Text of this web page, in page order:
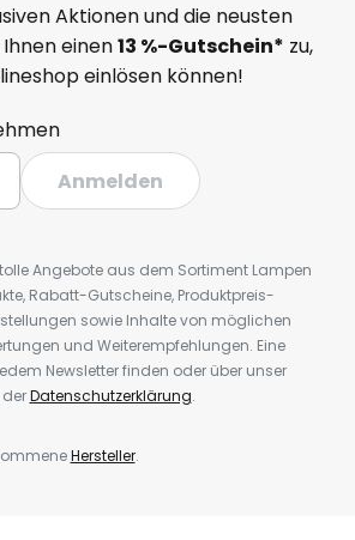
Aktionen und die neusten
einen13 %-Gutschein* zu,
einlösen können!
Anmelden
Angebote aus dem Sortiment Lampen
Rabatt-Gutscheine, Produktpreis-
sowie Inhalte von möglichen
und Weiterempfehlungen. Eine
Newsletter finden oder über unser
Datenschutzerklärung.
Hersteller.